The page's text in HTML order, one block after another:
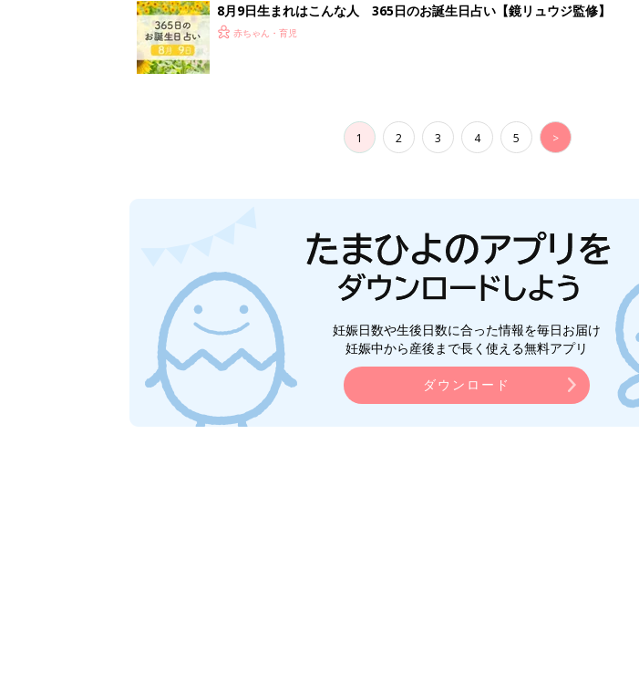
8月9日生まれはこんな人 365日のお誕生日占い【鏡リュウジ監修】
赤ちゃん・育児
1 2 3 4 5 >
妊娠日数や生後日数に合った情報を毎日お届け
妊娠中から産後まで長く使える無料アプリ
ダウンロード